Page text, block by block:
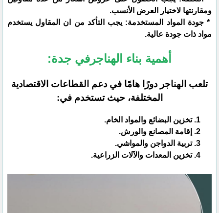
ومقارنتها لاختيار العرض الأنسب.
* جودة المواد المستخدمة: يجب التأكد من ان المقاول يستخدم
مواد ذات جودة عالية.
أهمية بناء الهناجرفي جدة:
تلعب الهناجر دورًا هامًا في دعم القطاعات الاقتصادية
المختلفة، حيث تستخدم في:
تخزين البضائع والمواد الخام.
إقامة المصانع والورش.
تربية الدواجن والمواشي.
تخزين المعدات والآلات الزراعية.